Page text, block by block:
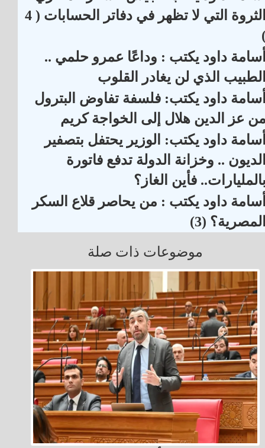
الثروة التي لا تظهر في دفاتر الحسابات ( 4
داود يكتب : وداعًا عمرو حلمي ..
الذي لن يغادر القلوب
داود يكتب: فلسفة تفاوض البترول
عز الدين هلال إلى الخواجة كريم
داود يكتب: الوزير يحتفل بتصفير
.. وخزانة الدولة تدفع فاتورة
فأين الغاز؟
داود يكتب : من يحاصر قلاع السكر
(3)
موضوعات ذات صلة